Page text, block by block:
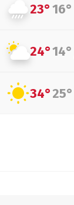
23°16°
24°14°
34°25°